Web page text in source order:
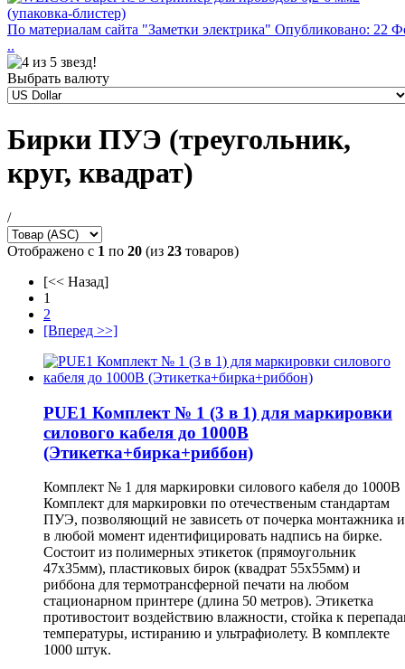
По материалам сайта "Заметки электрика" Опубликовано: 22
..
Выбрать валюту
Бирки ПУЭ (треугольник,
круг, квадрат)
/
Отображено с 1 по 20 (из 23 товаров)
[<< Назад]
1
2
[Вперед >>]
PUE1 Комплект № 1 (3 в 1) для маркировки
силового кабеля до 1000В
(Этикетка+бирка+риббон)
Комплект № 1 для маркировки силового кабеля до 1000В
Комплект для маркировки по отечественым стандартам
ПУЭ, позволяющий не зависеть от почерка монтажника и
в любой момент идентифицировать надпись на бирке.
Состоит из полимерных этикеток (прямоугольник
47х35мм), пластиковых бирок (квадрат 55х55мм) и
риббона для термотрансферной печати на любом
стационарном принтере (длина 50 метров). Этикетка
противостоит воздействию влажности, стойка к
температуры, истиранию и ультрафиолету. В комплекте
1000 штук.